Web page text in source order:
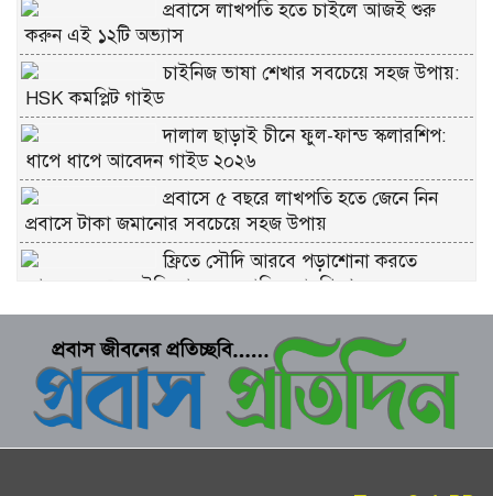
প্রবাসে লাখপতি হতে চাইলে আজই শুরু
করুন এই ১২টি অভ্যাস
চাইনিজ ভাষা শেখার সবচেয়ে সহজ উপায়:
HSK কমপ্লিট গাইড
দালাল ছাড়াই চীনে ফুল-ফান্ড স্কলারশিপ:
ধাপে ধাপে আবেদন গাইড ২০২৬
প্রবাসে ৫ বছরে লাখপতি হতে জেনে নিন
প্রবাসে টাকা জমানোর সবচেয়ে সহজ উপায়
ফ্রিতে সৌদি আরবে পড়াশোনা করতে
আবেদন করুন সৌদি আরব সরকারি স্কলারশিপে
কুরবানীর প্রতিটি পশমে সওয়াব: ইসলাম কী
বলে জানুন
ভাগে কুরবানি দেওয়ার নিয়ম: সবচেয়ে সহজ
ব্যাখ্যা